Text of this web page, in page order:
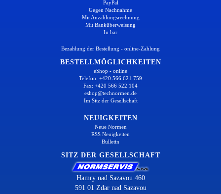
PayPal
Gegen Nachnahme
Mit Anzahlungsrechnung
Mit Banküberweisung
In bar
Bezahlung der Bestellung - online-Zahlung
BESTELLMÖGLICHKEITEN
eShop - online
Telefon: +420 566 621 759
Fax: +420 566 522 104
eshop@technormen.de
Im Sitz der Gesellschaft
NEUIGKEITEN
Neue Normen
RSS Neuigkeiten
Bulletin
SITZ DER GESELLSCHAFT
Hamry nad Sazavou 460
591 01 Zdar nad Sazavou